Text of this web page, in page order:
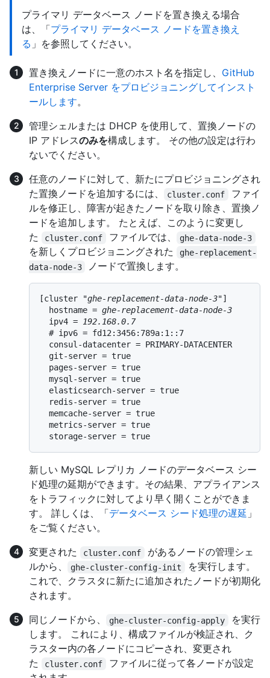
プライマリ データベース ノードを置き換える場合
は、「プライマリ データベース ノードを置き換え
る 」を参照してください。
置き換えノードに一意のホスト名を指定し、 GitHub
Enterprise Server をプロビジョニングしてインスト
ールします。
管理シェルまたは DHCP を使用して、置換ノードの
IP アドレスのみを構成します。 その他の設定は行わ
ないでください。
任意のノードに対して、新たにプロビジョニングされ
た置換ノードを追加するには、
cluster.conf
ファイ
ルを修正し、障害が起きたノードを取り除き、置換ノ
ードを追加します。 たとえば、このように変更し
た
cluster.conf ファイルでは、 ghe-data-node-3
を新しくプロビジョニングされた
ghe-replacement-
data-node-3
ノードで置換します。
[cluster "ghe-replacement-data-node-3"]
  hostname =
ghe-replacement-data-node-3
  ipv4 =
192.168.0.7
  # ipv6 = fd12:3456:789a:1::7
  consul-datacenter = PRIMARY-DATACENTER
  git-server = true
  pages-server = true
  mysql-server = true
  elasticsearch-server = true
  redis-server = true
  memcache-server = true
  metrics-server = true
新しい MySQL レプリカ ノードのデータベース シー
ド処理の延期ができます。その結果、アプライアンス
をトラフィックに対してより早く開くことができま
す。 詳しくは、「データベース シード処理の遅延 」
をご覧ください。
変更された
cluster.conf
があるノードの管理シェ
ルから、
ghe-cluster-config-init
を実行します。
これで、クラスタに新たに追加されたノードが初期化
されます。
同じノードから、
ghe-cluster-config-apply
を実行
します。 これにより、構成ファイルが検証され、ク
ラスター内の各ノードにコピーされ、変更され
た
cluster.conf
ファイルに従って各ノードが設定